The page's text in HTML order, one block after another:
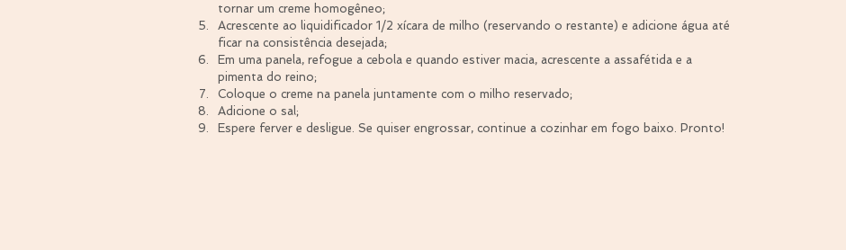
tornar um creme homogêneo;
Acrescente ao liquidificador 1/2 xícara de milho (reservando o restante) e adicione água até
ficar na consistência desejada;
Em uma panela, refogue a cebola e quando estiver macia, acrescente a assafétida e a
pimenta do reino;
Coloque o creme na panela juntamente com o milho reservado;
Adicione o sal;
Espere ferver e desligue. Se quiser engrossar, continue a cozinhar em fogo baixo. Pronto!